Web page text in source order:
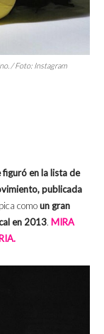
/ Foto: Instagram
en la lista de
publicada
comoun gran
en 2013. MIRA